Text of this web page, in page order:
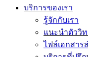
บริการของเรา
รู้จักกับเรา
แนะนำตัววิ
ไฟล์เอกสาร